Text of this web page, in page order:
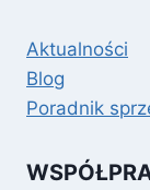
Aktualności
Blog
Poradnik